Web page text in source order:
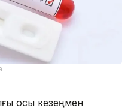
осы кезеңмен